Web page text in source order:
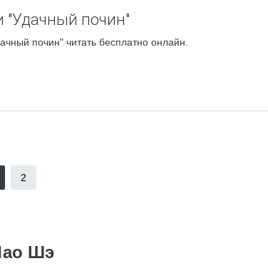
"Удачный почин"
почин" читать бесплатно онлайн.
2
Шэ